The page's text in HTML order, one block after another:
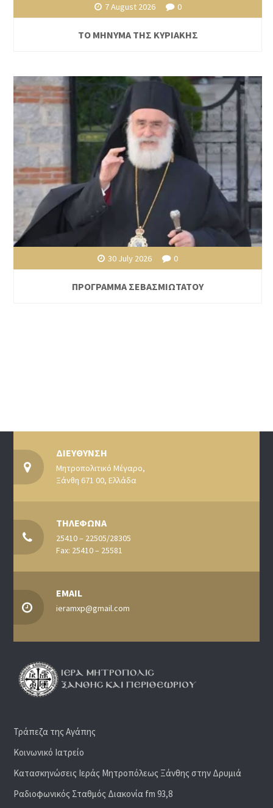
7 August 2026 0
ΤΟ ΜΗΝΥΜΑ ΤΗΣ ΚΥΡΙΑΚΗΣ
30 July 2026 0
ΠΡΟΓΡΑΜΜΑ ΣΕΒΑΣΜΙΩΤΑΤΟΥ
ΔΙΕΥΘΥΝΣΗ
Μητροπολιτικό Μέγαρο,
Ξάνθη 671 00, Ελλάδα
ΤΗΛΕΦΩΝΑ
25410 – 22505/28305
Fax: 25410 – 25581
EMAIL
ieramxp@gmail.com
Τράπεζα της Αγάπης
Κοινωνικό Ιατρείο
Κατασκηνώσεις Ιεράς Μητροπόλεως Ξάνθης στην Δρυμιά
Ραδιoφωνικός Σταθμός Διακονία fm 93,8